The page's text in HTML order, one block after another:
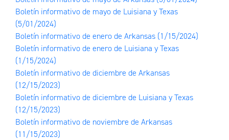
Boletín informativo de mayo de Luisiana y Texas
(5/01/2024)
Boletín informativo de enero de Arkansas (1/15/2024)
Boletín informativo de enero de Luisiana y Texas
(1/15/2024)
Boletín informativo de diciembre de Arkansas
(12/15/2023)
Boletín informativo de diciembre de Luisiana y Texas
(12/15/2023)
Boletín informativo de noviembre de Arkansas
(11/15/2023)